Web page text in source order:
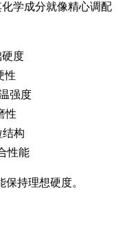
学成分就像精心调配
硬度
性
强度
性
结构
性能
持理想硬度。